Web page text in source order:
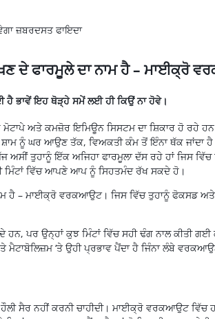
ਦੇ ਫਾਰਮੂਲੇ ਦਾ ਨਾਮ ਹੈ – ਮਾਈਕ੍ਰੋ
ਹੈ ਭਾਵੇਂ ਇਹ ਥੋੜ੍ਹੇ ਸਮੇਂ ਲਈ ਹੀ ਕਿਉਂ ਨਾ ਹੋਵੇ।
ਮੋਟਾਪੇਅਤੇ ਕਮਜ਼ੋਰਇਮਿਊਨਸਿਸਟਮ ਦਾਸ਼ਿਕਾਰਹੋ ਰਹੇ
ਸ਼ਾਮਨੂੰ ਘਰ ਆਉਣ ਤੱਕ, ਵਿਅਕਤੀ ਕੰਮ ਤੋਂ ਇੰਨਾ ਥੱਕ ਜਾਂਦਾ ਹੈ
ਅਸੀਂ ਤੁਹਾਨੂੰ ਇੱਕ ਅਜਿਹਾਫਾਰਮੂਲਾਦੱਸ ਰਹੇ ਹਾਂ ਜਿਸ ਵਿੱਚ
ਮਿੰਟਾਂ ਵਿੱਚ ਆਪਣੇ ਆਪ ਨੂੰਸਿਹਤਮੰਦਰੱਖ ਸਕਦੇ ਹੋ।
ਹੈ – ਮਾਈਕ੍ਰੋ ਵਰਕਆਉਟ। ਜਿਸ ਵਿੱਚ ਤੁਹਾਨੂੰਫੋਕਸਡਅਤੇ
ਪਰ ਉਨ੍ਹਾਂ ਕੁਝ ਮਿੰਟਾਂ ਵਿੱਚ ਸਹੀ ਢੰਗ ਨਾਲ ਕੀਤੀ
ਮੈਟਾਬੋਲਿਜ਼ਮ‘ਤੇ ਉਹੀ ਪ੍ਰਭਾਵ ਪੈਂਦਾ ਹੈ ਜਿੰਨਾ ਲੰਬੇ
ਸੈਰ ਨਹੀਂ ਕਰਨੀ ਚਾਹੀਦੀ। ਮਾਈਕ੍ਰੋ ਵਰਕਆਉਟਵਿੱਚ